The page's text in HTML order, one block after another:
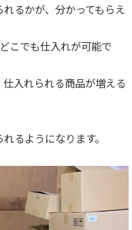
るかが、分かってもらえ
こでも仕入れが可能で
入れられる商品が増える
るようになります。